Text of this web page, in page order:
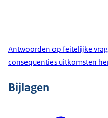
Antwoorden op feitelijke
consequenties uitkomsten
Bijlagen